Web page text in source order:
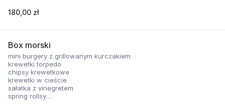
skrzydełka panierowane
180,00 zł
Box morski
mini burgery z grillowanym kurczakiem
krewetki torpedo
chipsy krewetkowe
krewetki w cieście
sałatka z vinegretem
spring rollsy